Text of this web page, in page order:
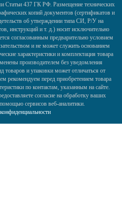
Статьи 437 ГК РФ. Размещение технических
копий документов (сертификатов и
об утверждении типа СИ, Р/У на
инструкций и т. д.) носит исключительно
согласованным предварительно условием
и не может служить основанием
характеристики и комплектация товара
производителем без уведомления
товаров и упаковки может отличаться от
рекомендуем перед приобретением товара
по контактам, указанным на сайте.
согласие на обработку ваших
сервисов веб-аналитики.